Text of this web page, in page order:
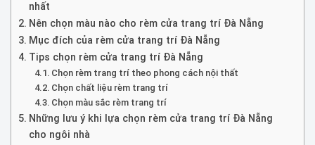
nhất
Nên chọn màu nào cho rèm cửa trang trí Đà Nẵng
Mục đích của rèm cửa trang trí Đà Nẵng
Tips chọn rèm cửa trang trí Đà Nẵng
Chọn rèm trang trí theo phong cách nội thất
Chọn chất liệu rèm trang trí
Chọn màu sắc rèm trang trí
Những lưu ý khi lựa chọn rèm cửa trang trí Đà Nẵng
cho ngôi nhà